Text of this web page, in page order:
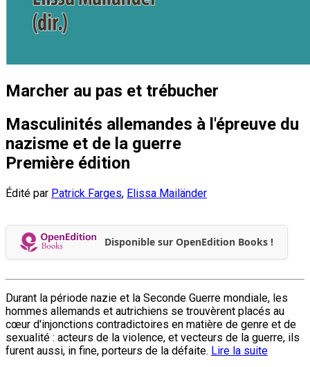
Marcher au pas et trébucher
Masculinités allemandes à l'épreuve du
nazisme et de la guerre
Première édition
Édité par Patrick Farges, Elissa Mailänder
Disponible sur OpenEdition Books !
Durant la période nazie et la Seconde Guerre mondiale, les
hommes allemands et autrichiens se trouvèrent placés au
cœur d'injonctions contradictoires en matière de genre et de
sexualité : acteurs de la violence, et vecteurs de la guerre, ils
furent aussi, in fine, porteurs de la défaite. Lire la suite